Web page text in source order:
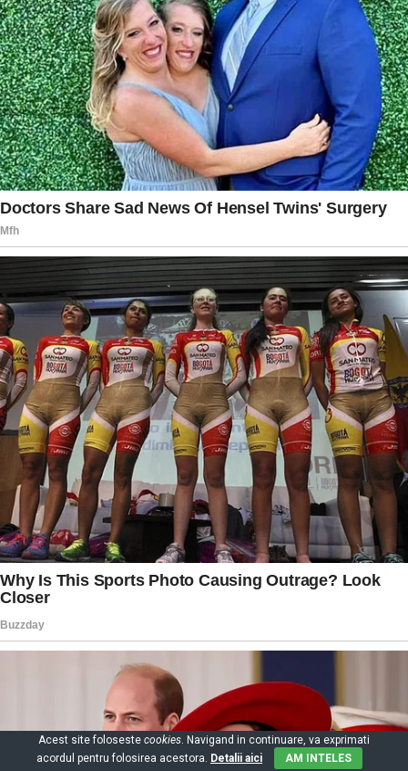
Acest site foloseste cookies. Navigand in continuare, va exprimati
acordul pentru folosirea acestora. Detalii aici AM INTELES